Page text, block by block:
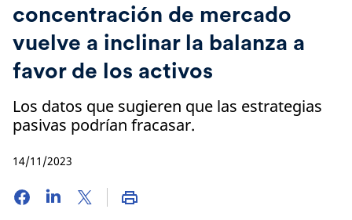
concentración de mercado
vuelve a inclinar la balanza a
favor de los activos
Los datos que sugieren que las estrategias
pasivas podrían fracasar.
14/11/2023